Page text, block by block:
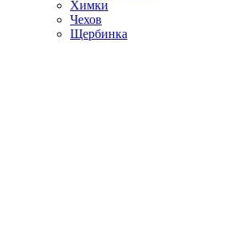
Химки
Чехов
Щербинка